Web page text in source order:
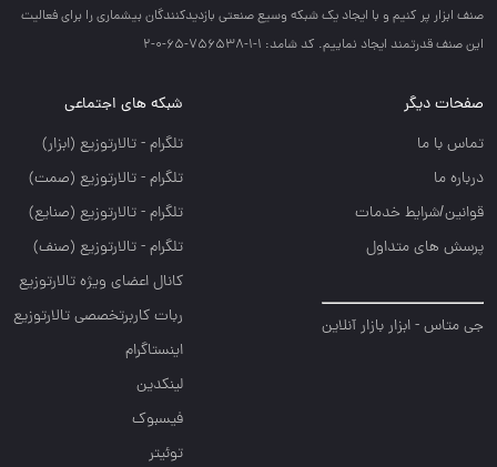
صنف ابزار پر كنيم و با ايجاد يك شبكه وسيع صنعتي بازديدكنندگان بيشماري را براي فعاليت
اين صنف قدرتمند ايجاد نماييم. کد شامد: 1-1-756538-65-0-2
صفحات دیگر
تماس با ما
درباره ما
قوانین/شرایط خدمات
پرسش های متداول
جی متاس - ابزار بازار آنلاین
شبکه های اجتماعی
تلگرام - تالارتوزيع (ابزار)
تلگرام - تالارتوزيع (صمت)
تلگرام - تالارتوزيع (صنايع)
تلگرام - تالارتوزیع (صنف)
کانال اعضای ویژه تالارتوزیع
ربات کاربرتخصصی تالارتوزیع
اینستاگرام
لینکدین
فیسبوک
توئیتر